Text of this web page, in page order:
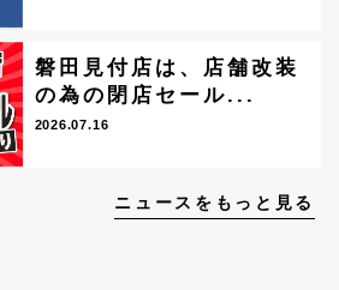
磐田見付店は、店舗改装
の為の閉店セール...
2026.07.16
ニュースをもっと見る